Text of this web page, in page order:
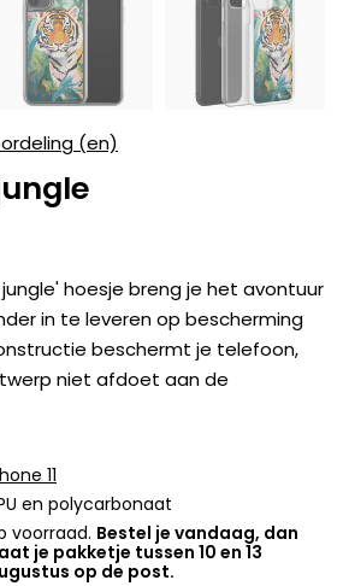
(en)
hoesje breng je het avontuur
in te leveren op bescherming
beschermt je telefoon,
niet afdoet aan de
11
en polycarbonaat
voorraad. Bestel je vandaag, dan
je pakketje tussen 10 en 13
op de post.